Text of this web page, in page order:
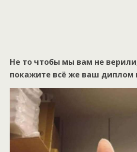
Не то чтобы мы вам не
покажите всё же ваш диплом